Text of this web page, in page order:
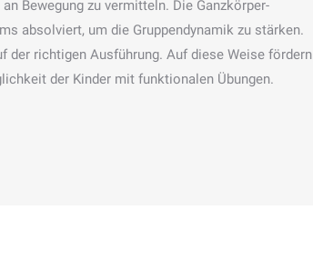
Bewegung zu vermitteln. Die Ganzkörper-
absolviert, um die Gruppendynamik zu stärken.
der richtigen Ausführung. Auf diese Weise fördern
der Kinder mit funktionalen Übungen.